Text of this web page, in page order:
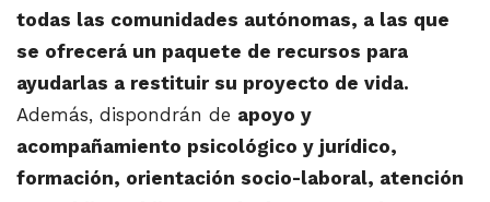
todas las comunidades autónomas, a las que
se ofrecerá un paquete de recursos para
ayudarlas a restituir su proyecto de vida.
Además, dispondrán de apoyo y
acompañamiento psicológico y jurídico,
formación, orientación socio-laboral, atención